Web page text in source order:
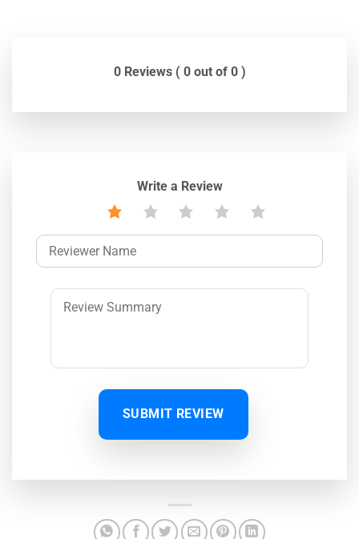
0 Reviews ( 0 out of 0 )
Write a Review
SUBMIT REVIEW